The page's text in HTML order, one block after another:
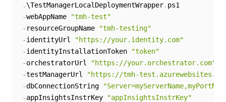
.\TestManagerLocalDeploymentWrapper.
-webAppName
"tmh-test"
- resourceGroupName
"tmh-testing"
-identityUrl
"https://your.identity.com"
-identityInstallationToken
"token"
-orchestratorUrl
"https://your.orchestrator.com"
-testManagerUrl
"https://tmh-
-dbConnectionString
-appInsightsInstrKey
"appInsightsInstrKey"